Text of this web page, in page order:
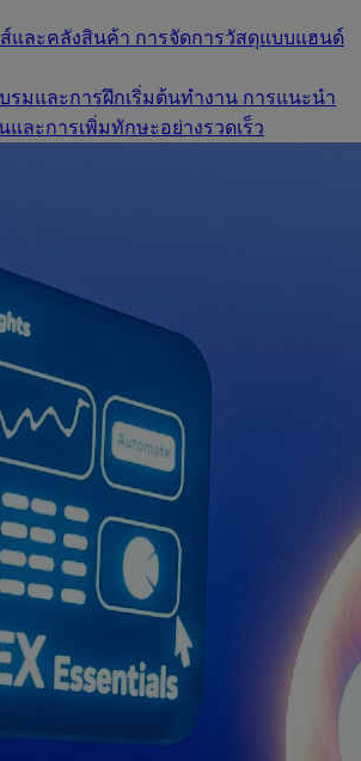
และคลังสินค้า การจัดการวัสดุแบบแฮนด์
รมและการฝึกเริ่มต้นทำงาน การแนะนำ
และการเพิ่มทักษะอย่างรวดเร็ว